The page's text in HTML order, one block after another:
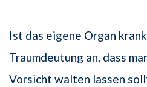
Ist das eigene Organ
Traumdeutung an, dass
Vorsicht walten lassen